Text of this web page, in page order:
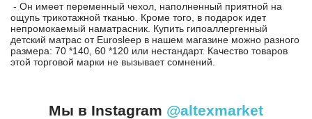
- Он имеет переменный чехол, наполненный приятной на
ощупь трикотажной тканью. Кроме того, в подарок идет
непромокаемый наматрасник. Купить гипоаллергенный
детский матрас от Eurosleep в нашем магазине можно разного
размера: 70 *140, 60 *120 или нестандарт. Качество товаров
этой торговой марки не вызывает сомнений.
Мы в Instagram @altexmarket